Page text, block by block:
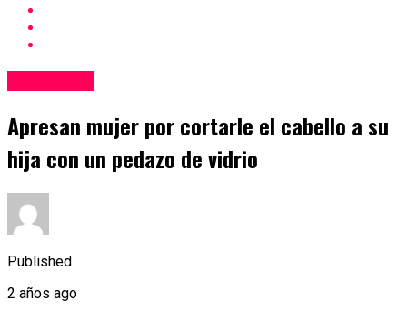
Apresan mujer por cortarle el cabello a su
hija con un pedazo de vidrio
Published
2 años ago